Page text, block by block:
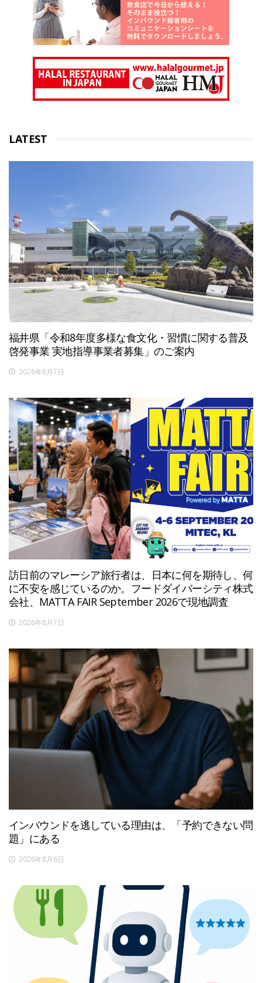
LATEST
福井県「令和8年度多様な食文化・習慣に関する普及
啓発事業 実地指導事業者募集」のご案内
2026年8月7日
訪日前のマレーシア旅行者は、日本に何を期待し、何
に不安を感じているのか。フードダイバーシティ株式
会社、MATTA FAIR September 2026で現地調査
2026年8月7日
インバウンドを逃している理由は、「予約できない問
題」にある
2026年8月6日